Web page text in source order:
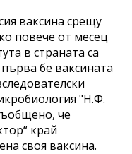
ваксина срещу
повече от месец
в страната са
бе ваксината
"Н.Ф.
че
край
своя ваксина.